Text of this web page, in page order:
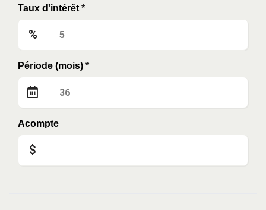
Taux d'intérêt *
%
Période (mois) *
Acompte
$